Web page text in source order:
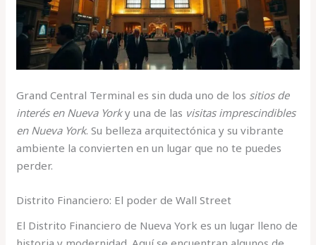
Grand Central Terminal es sin duda uno de los sitios de
interés en Nueva Yorky una de las visitas imprescindibles
en Nueva York. Su belleza arquitectónica y su vibrante
ambiente la convierten en un lugar que no te puedes
perder.
Distrito Financiero: El poder de Wall Street
El Distrito Financiero de Nueva York es un lugar lleno de